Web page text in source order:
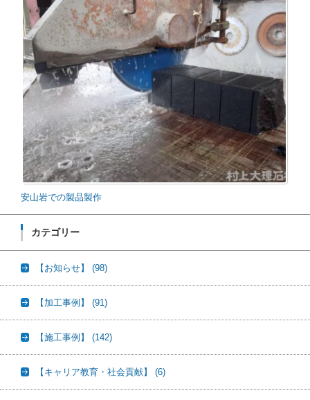
安山岩での製品製作
カテゴリー
【お知らせ】 (98)
【加工事例】 (91)
【施工事例】 (142)
【キャリア教育・社会貢献】 (6)